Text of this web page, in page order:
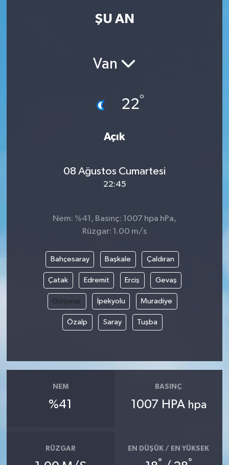
ŞU AN
Van
22°
Açık
08 Ağustos Cumartesi
22:45
Nem: %41, Basınç: 1007 hpa hPa,
Rüzgar: 1.00 m/s
Bahçesaray Başkale Çaldıran
Çatak Edremit Erciş Gevaş
Gürpınar İpekyolu Muradiye
Özalp Saray Tuşba
NEM
%41
BASINÇ
1007 HPA hpa
RÜZGAR EN DÜŞÜK / EN YÜKSEK
° °